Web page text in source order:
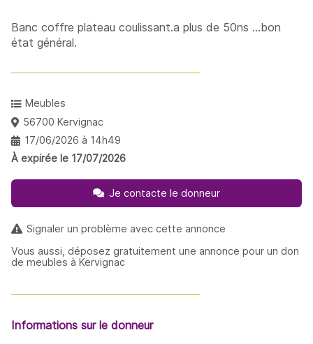
Banc coffre plateau coulissant.a plus de 50ns ...bon
état général.
Meubles
56700 Kervignac
17/06/2026 à 14h49
À expirée le 17/07/2026
Je contacte le donneur
Signaler un problème avec cette annonce
Vous aussi, déposez gratuitement une annonce pour un don
de meubles à Kervignac
Informations sur le donneur